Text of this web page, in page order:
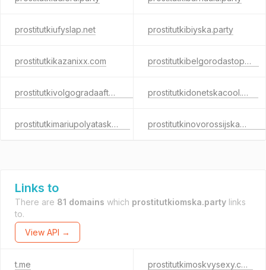
prostitutkiufyslap.net prostitutkibiyska.party
prostitutkikazanixx.com prostitutkibelgorodastop.net
prostitutkivolgogradaafter.com prostitutkidonetskacool.com
prostitutkimariupolyatask.com prostitutkinovorossijskawant.com
Links to
There are 81 domains which prostitutkiomska.party links
to.
View API →
t.me prostitutkimoskvysexy.com